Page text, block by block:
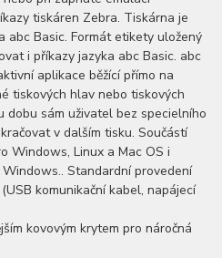
tiskáren Zebra. Tiskárna je
abc Basic. Formát etikety uložený
i příkazy jazyka abc Basic. abc
aplikace běžící přímo na
tiskových hlav nebo tiskových
sám uživatel bez specielního
v dalším tisku. Součástí
Windows, Linux a Mac OS i
Standardní provedení
komunikační kabel, napájecí
kovovým krytem pro náročná